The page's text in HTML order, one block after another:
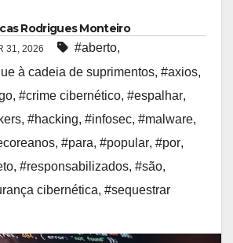
Rodrigues Monteiro
31, 2026 #aberto,
à cadeia de suprimentos, #axios,
, #crime cibernético, #espalhar,
, #hacking, #infosec, #malware,
, #para, #popular, #por,
, #responsabilizados, #são,
cibernética, #sequestrar